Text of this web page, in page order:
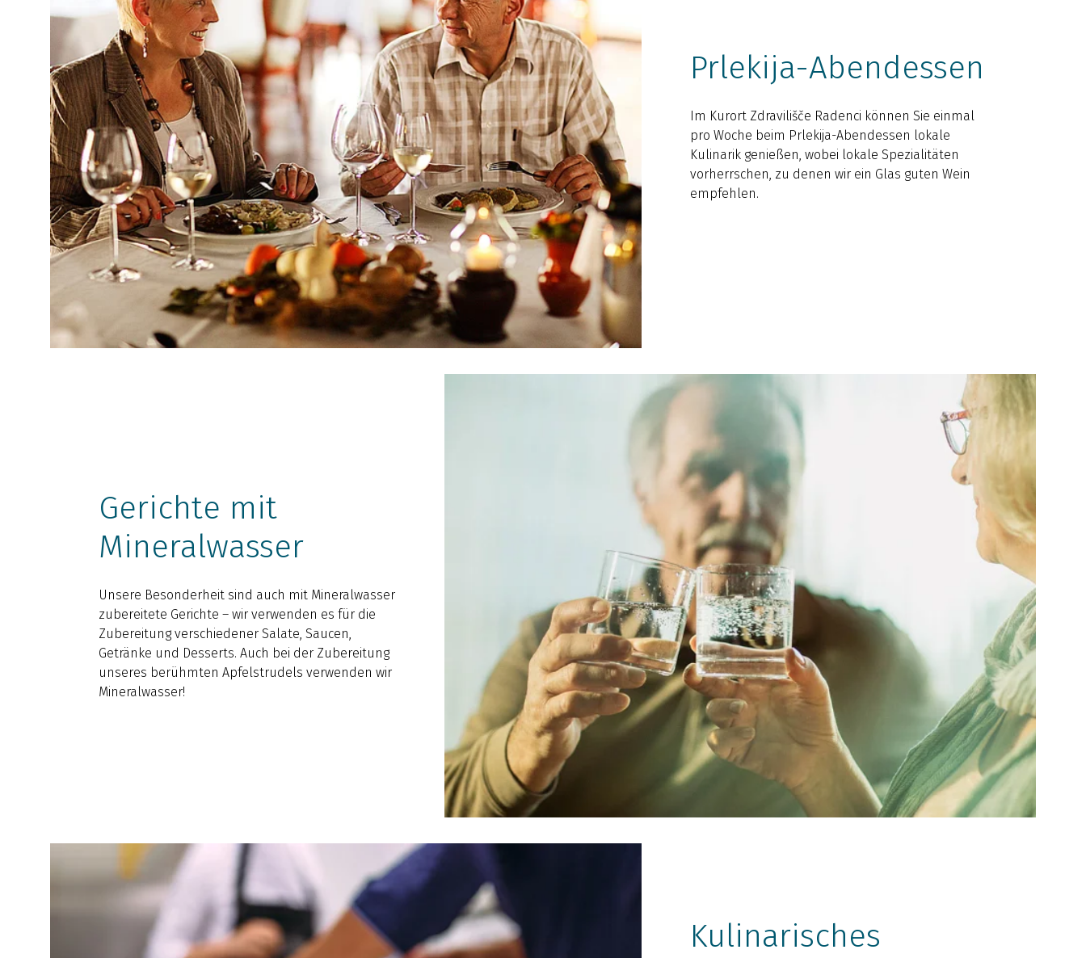
Prlekija-Abendessen
Im Kurort Zdravilišče Radenci können Sie einmal
pro Woche beim Prlekija-Abendessen lokale
Kulinarik genießen, wobei lokale Spezialitäten
vorherrschen, zu denen wir ein Glas guten Wein
empfehlen.
Gerichte mit
Mineralwasser
Unsere Besonderheit sind auch mit Mineralwasser
zubereitete Gerichte – wir verwenden es für die
Zubereitung verschiedener Salate, Saucen,
Getränke und Desserts. Auch bei der Zubereitung
unseres berühmten Apfelstrudels verwenden wir
Mineralwasser!
Kulinarisches